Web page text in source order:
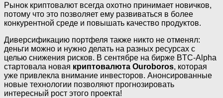
Рынок криптовалют всегда охотно принимает новичков,
потому что это позволяет ему развиваться в более
конкурентной среде и повышать качество продуктов.
Диверсификацию портфеля также никто не отменял:
деньги можно и нужно делать на разных ресурсах с
целью снижения рисков. В сентябре на бирже BTC-Alpha
стартовала новая криптовалюта Ouroboros, которая
уже привлекла внимание инвесторов. Анонсированные
новые технологии позволяют прогнозировать
интересный рост этого проекта!